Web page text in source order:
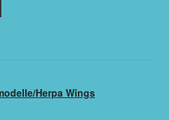
Herpa Wings